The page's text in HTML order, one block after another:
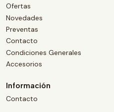
Ofertas
Novedades
Preventas
Contacto
Condiciones Generales
Accesorios
Información
Contacto